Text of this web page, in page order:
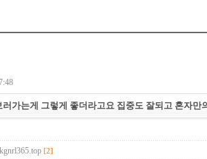
가는게 그렇게 좋더라고요 집중도 잘되고 혼자만
[2]